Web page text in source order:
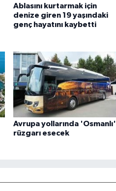
Ablasını kurtarmak için
denize giren 19 yaşındaki
genç hayatını kaybetti
Avrupa yollarında 'Osmanlı'
rüzgarı esecek